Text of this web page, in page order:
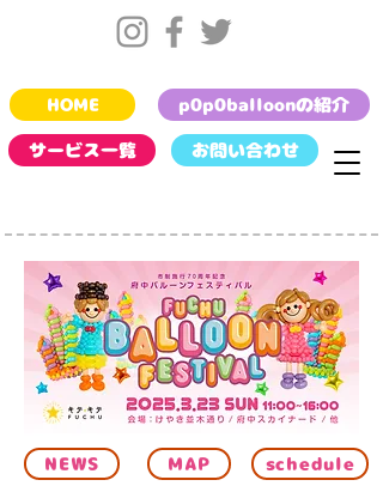
お問い合わせ
HOME
サービス一覧
p0p0balloonの紹介
NEWS MAP schedule